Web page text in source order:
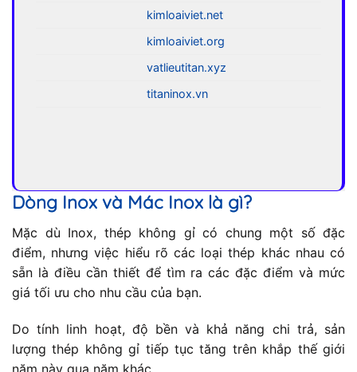
kimloaiviet.net
kimloaiviet.org
vatlieutitan.xyz
titaninox.vn
Dòng Inox và Mác Inox là gì?
Mặc dù Inox, thép không gỉ có chung một số đặc
điểm, nhưng việc hiểu rõ các loại thép khác nhau có
sẵn là điều cần thiết để tìm ra các đặc điểm và mức
giá tối ưu cho nhu cầu của bạn.
Do tính linh hoạt, độ bền và khả năng chi trả, sản
lượng thép không gỉ tiếp tục tăng trên khắp thế giới
năm này qua năm khác.